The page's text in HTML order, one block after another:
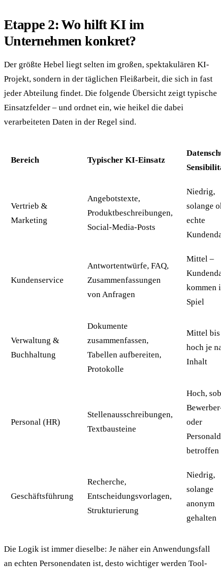
Etappe 2: Wo hilft KI im
Unternehmen konkret?
Der größte Hebel liegt selten im großen, spektakulären KI-
Projekt, sondern in der täglichen Fleißarbeit, die sich in fast
jeder Abteilung findet. Die folgende Übersicht zeigt typische
Einsatzfelder – und ordnet ein, wie heikel die dabei
verarbeiteten Daten in der Regel sind.
Bereich Typischer KI-Einsatz
Vertrieb &
Marketing
Angebotstexte,
Produktbeschreibungen,
Social-Media-Posts
Niedrig,
solange
echte
Kundenservice
Antwortentwürfe, FAQ,
Zusammenfassungen
von Anfragen
Mittel –
kommen
Spiel
Verwaltung &
Buchhaltung
Dokumente
zusammenfassen,
Tabellen aufbereiten,
Protokolle
Mittel bis
hoch je
Inhalt
Personal (HR)
Stellenausschreibungen,
Textbausteine
Hoch,
oder
betroffen
Geschäftsführung
Recherche,
Entscheidungsvorlagen,
Strukturierung
Niedrig,
solange
anonym
gehalten
Die Logik ist immer dieselbe: Je näher ein Anwendungsfall
an echten Personendaten ist, desto wichtiger werden Tool-